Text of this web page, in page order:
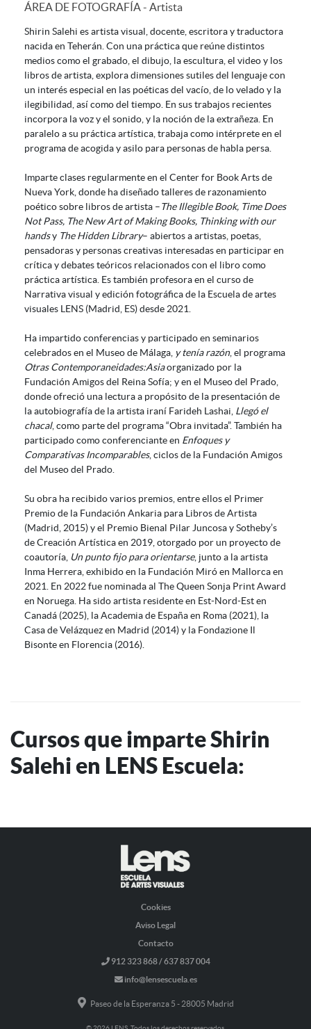
ÁREA DE FOTOGRAFÍA - Artista
Shirin Salehi es artista visual, docente, escritora y traductora
nacida en Teherán. Con una práctica que reúne distintos
medios como el grabado, el dibujo, la escultura, el video y los
libros de artista, explora dimensiones sutiles del lenguaje con
un interés especial en las poéticas del vacío, de lo velado y la
ilegibilidad, así como del tiempo. En sus trabajos recientes
incorpora la voz y el sonido, y la noción de la extrañeza. En
paralelo a su práctica artística, trabaja como intérprete en el
programa de acogida y asilo para personas de habla persa.
Imparte clases regularmente en el Center for Book Arts de
Nueva York, donde ha diseñado talleres de razonamiento
poético sobre libros de artista –The Illegible Book, Time Does
Not Pass, The New Art of Making Books, Thinking with our
handsy The Hidden Library– abiertos a artistas, poetas,
pensadoras y personas creativas interesadas en participar en
crítica y debates teóricos relacionados con el libro como
práctica artística. Es también profesora en el curso de
Narrativa visual y edición fotográfica de la Escuela de artes
visuales LENS (Madrid, ES) desde 2021.
Ha impartido conferencias y participado en seminarios
celebrados en el Museo de Málaga, y tenía razón, el programa
Otras Contemporaneidades:Asiaorganizado por la
Fundación Amigos del Reina Sofía; y en el Museo del Prado,
donde ofreció una lectura a propósito de la presentación de
la autobiografía de la artista iraní Farideh Lashai, Llegó el
chacal, como parte del programa “Obra invitada”. También ha
participado como conferenciante en Enfoques y
Comparativas Incomparables, ciclos de la Fundación Amigos
del Museo del Prado.
Su obra ha recibido varios premios, entre ellos el Primer
Premio de la Fundación Ankaria para Libros de Artista
(Madrid, 2015) y el Premio Bienal Pilar Juncosa y Sotheby’s
de Creación Artística en 2019, otorgado por un proyecto de
coautoría, Un punto fijo para orientarse, junto a la artista
Inma Herrera, exhibido en la Fundación Miró en Mallorca en
2021. En 2022 fue nominada al The Queen Sonja Print Award
en Noruega. Ha sido artista residente en Est-Nord-Est en
Canadá (2025), la Academia de España en Roma (2021), la
Casa de Velázquez en Madrid (2014) y la Fondazione Il
Bisonte en Florencia (2016).
Cursos que imparte Shirin
Salehi en LENS Escuela:
Cookies
Aviso Legal
Contacto
912 323 868 / 637 837 004
info@lensescuela.es
Paseo de la Esperanza 5 - 28005 Madrid